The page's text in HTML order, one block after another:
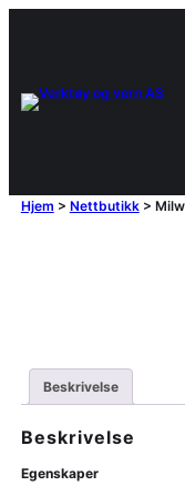
Hjem > Nettbutikk>
Beskrivelse
Beskrivelse
Egenskaper